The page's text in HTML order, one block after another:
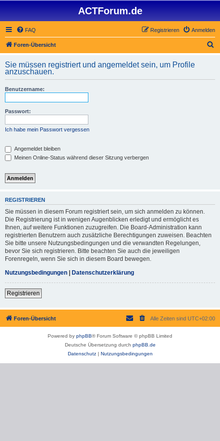
ACTForum.de
FAQ Anmelden
Registrieren
Foren-Übersicht
h
Sie müssen registriert und angemeldet sein, um Profile
anzuschauen.
Benutzername:
Passwort:
Ich habe mein Passwort vergessen
Angemeldet bleiben
Meinen Online-Status während dieser Sitzung verbergen
REGISTRIEREN
Sie müssen in diesem Forum registriert sein, um sich anmelden zu können.
Die Registrierung ist in wenigen Augenblicken erledigt und ermöglicht es
Ihnen, auf weitere Funktionen zuzugreifen. Die Board-Administration kann
registrierten Benutzern auch zusätzliche Berechtigungen zuweisen. Beachten
Sie bitte unsere Nutzungsbedingungen und die verwandten Regelungen,
bevor Sie sich registrieren. Bitte beachten Sie auch die jeweiligen
Forenregeln, wenn Sie sich in diesem Board bewegen.
Nutzungsbedingungen | Datenschutzerklärung
Registrieren
Foren-Übersicht Alle Zeiten sind UTC+02:00
Powered by phpBB® Forum Software © phpBB Limited
Deutsche Übersetzung durch phpBB.de
Datenschutz| Nutzungsbedingungen